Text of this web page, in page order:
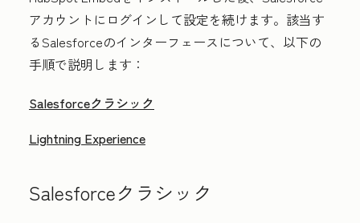
アカウントにログインして設定を続けます。該当す
るSalesforceのインターフェースについて、以下の
手順で説明します：
Salesforceクラシック
Lightning Experience
Salesforceクラシック